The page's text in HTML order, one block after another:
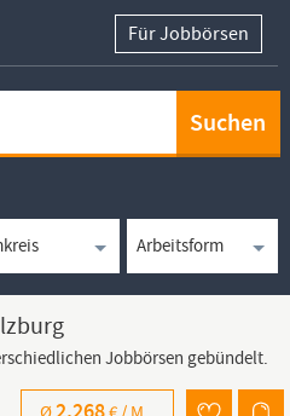
Für Jobbörsen
Jobbörsen gebündelt.